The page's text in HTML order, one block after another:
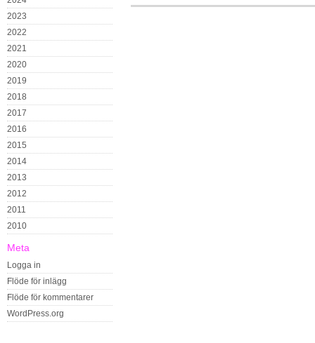
2023
2022
2021
2020
2019
2018
2017
2016
2015
2014
2013
2012
2011
2010
Meta
Logga in
Flöde för inlägg
Flöde för kommentarer
WordPress.org